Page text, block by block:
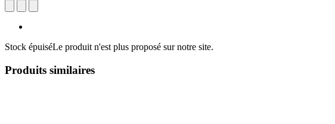
Stock épuiséLe produit n'est plus proposé sur notre site.
Produits similaires